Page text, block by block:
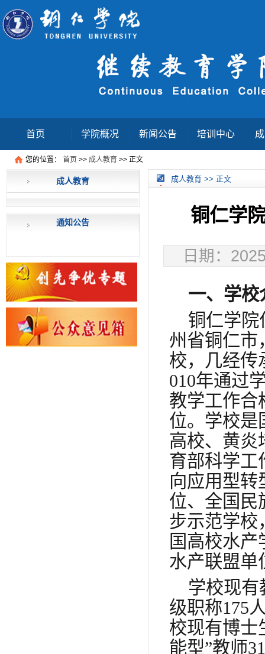
首页 学院概况 新闻公告 培训中心
成人教育 查询结果页
您的位置： 首页 >> 成人教育 >> 正文
成人教育
通知公告
成人教育 >> 正文
铜仁学
日期：
一、学校
铜仁学院
州省铜仁市
校，几经传
010年通过
教学工作合
位。学校是
高校、黄炎
育部科学工
向应用型转
位、全国民
步示范学校
国高校水
水产联盟单
学校现有
级职称175
校现有博士
能型”教师